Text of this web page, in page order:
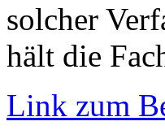
solcher
hält die
Link zum